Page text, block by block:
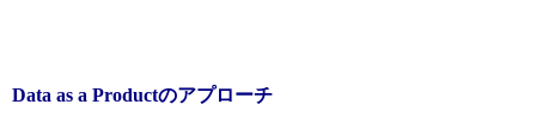
Data as a Productのアプローチ